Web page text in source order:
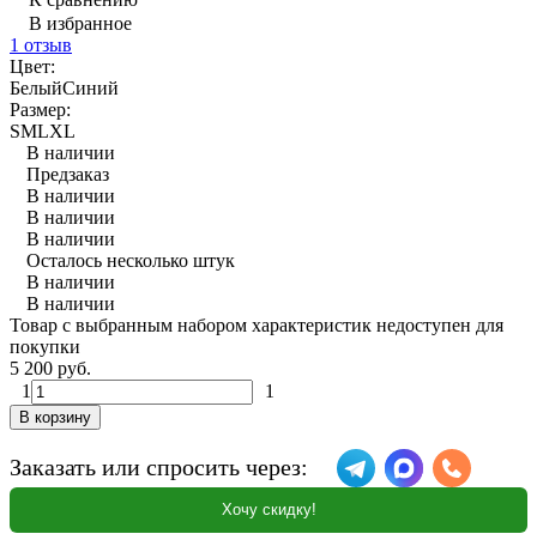
В избранное
1 отзыв
Цвет:
БелыйСиний
Размер:
SMLXL
В наличии
Предзаказ
В наличии
В наличии
В наличии
Осталось несколько штук
В наличии
В наличии
Товар с выбранным набором характеристик недоступен для
покупки
5 200 руб.
1
1
В корзину
Заказать или спросить через:
Хочу скидку!